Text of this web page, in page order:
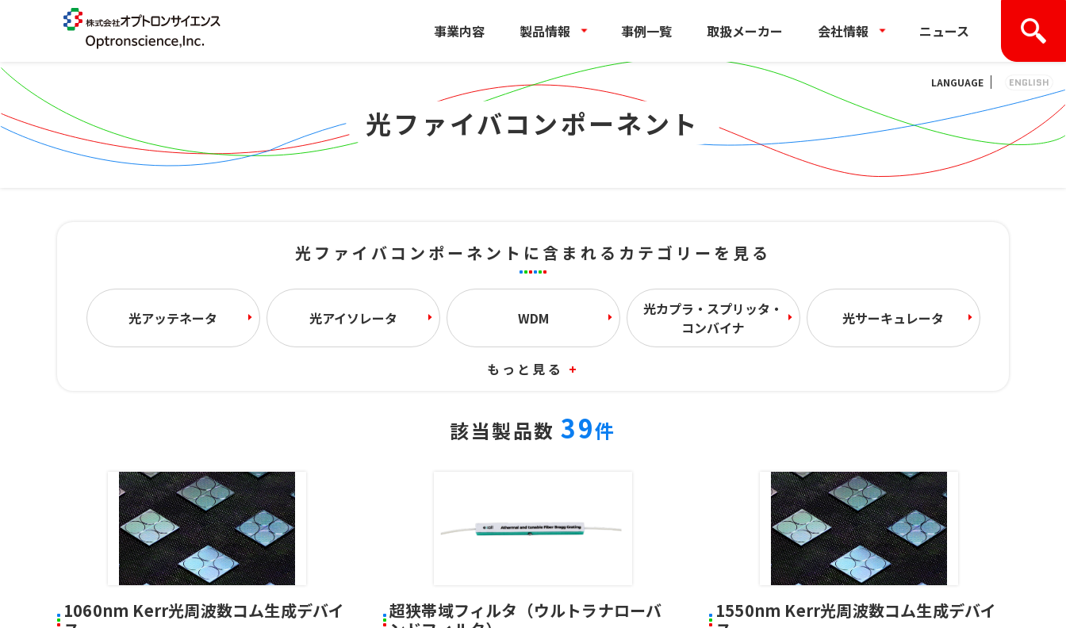
事業内容 製品情報 事例一覧 取扱メーカー 会社情報 ニュース
光ファイバコンポーネント
LANGUAGE ENGLISH
光ファイバコンポーネントに含まれる カテゴリーを見る
光アッテネータ 光アイソレータ WDM
光カプラ・スプリッタ・
コンバイナ
光サーキュレータ
もっと見る +
該当製品数 39件
1060nm Kerr光周波数コム生成デバイ
超狭帯域フィルタ（ウルトラナローバ
1550nm Kerr光周波数コム生成デバイ